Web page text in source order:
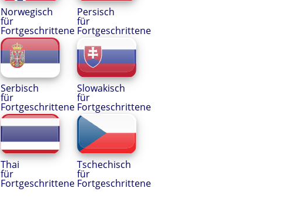
Norwegisch
für
Fortgeschrittene
Persisch
für
Fortgeschrittene
Serbisch
für
Fortgeschrittene
Slowakisch
für
Fortgeschrittene
Thai
für
Fortgeschrittene
Tschechisch
für
Fortgeschrittene